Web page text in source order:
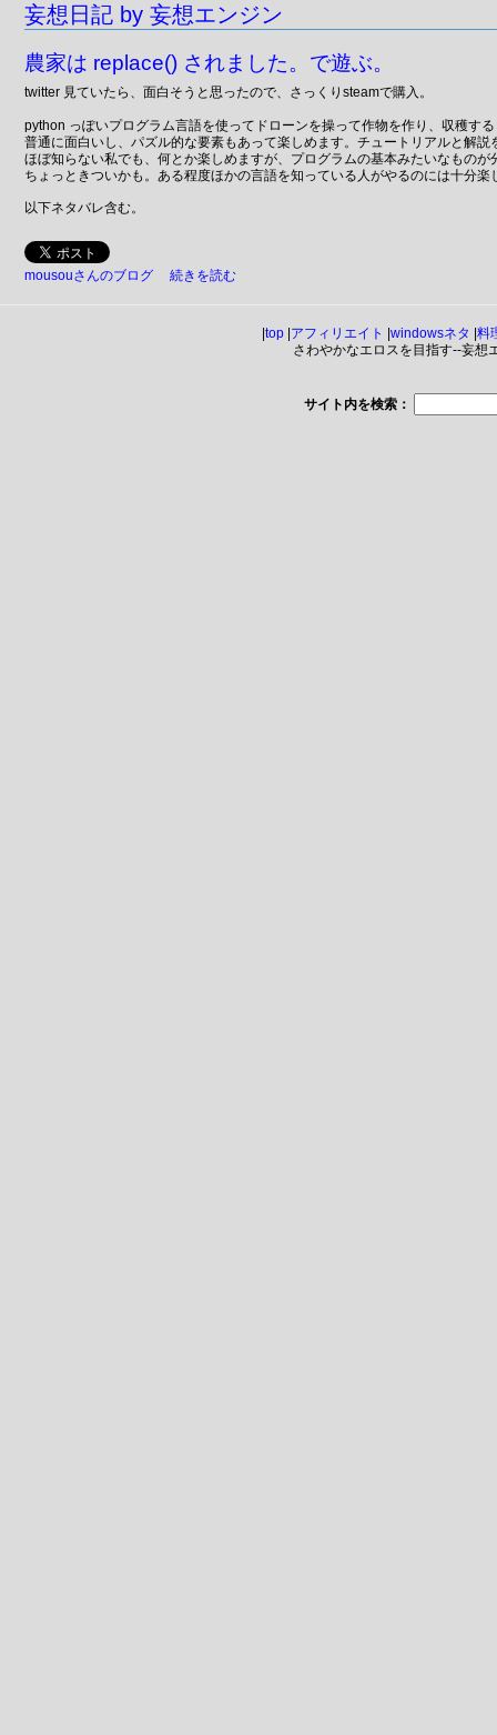
妄想日記 by 妄想エンジン
農家は replace() されました。で遊ぶ。
twitter 見ていたら、面白そうと思ったので、さっくりsteamで購入。
python っぽいプログラム言語を使ってドローンを操って作物を作り、収穫す
普通に面白いし、パズル的な要素もあって楽しめます。チュートリアルと解説
ほぼ知らない私でも、何とか楽しめますが、プログラムの基本みたいなものが
ちょっときついかも。ある程度ほかの言語を知っている人がやるのには十分楽
以下ネタバレ含む。
mousouさんのブログ 続きを読む
|top |アフィリエイト |windowsネタ |料
さわやかなエロスを目指す--妄
サイト内を検索：